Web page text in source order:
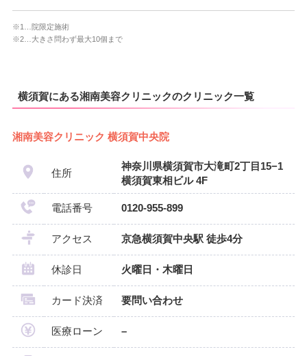
※1…院限定施術
※2…大きさ問わず最大10個まで
横須賀にある湘南美容クリニックのクリニック一覧
湘南美容クリニック 横須賀中央院
住所
神奈川県横須賀市大滝町2丁目15−1
横須賀東相ビル 4F
電話番号 0120-955-899
アクセス 京急横須賀中央駅 徒歩4分
休診日 火曜日・木曜日
カード決済 要問い合わせ
医療ローン –